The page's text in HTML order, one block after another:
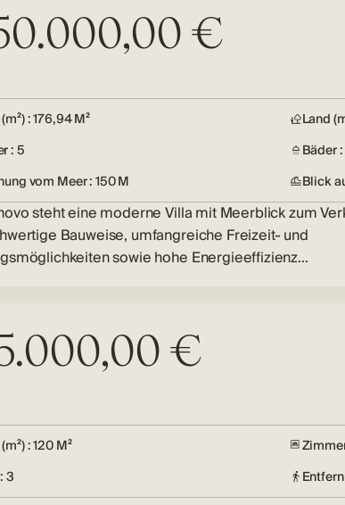
€
: 176,94 M²
Land
: 5
Bäder
vom Meer : 150 M
Blick
steht eine moderne Villa mit Meerblick zum
Bauweise, umfangreiche Freizeit- und
sowie hohe Energieeffizienz…
€
: 120 M²
3